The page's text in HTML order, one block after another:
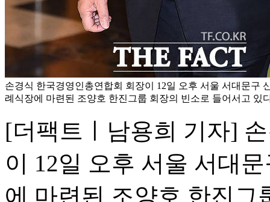
손경식 한국경영인총연합회 회장이 12일 오후 서울 서대문구
례식장에 마련된 조양호 한진그룹 회장의 빈소로 들어서고 있
[더팩트ㅣ남용희 기자]
이 12일 오후 서울 서대
에 마련된 조양호 한진그